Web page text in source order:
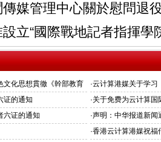
媒管理中心關於慰問退
立“國際戰地記者指揮學
文化思想貫徹《幹部教育
·云计算港媒关于学习
国共产党农村工作条
证的通知 ·关于免费为云计算
六证的通知 ·声明：中华报道新闻
·香港云计算港媒祝福